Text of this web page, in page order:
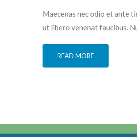
Maecenas nec odio et ante
ut libero venenat faucibus.
READ MORE